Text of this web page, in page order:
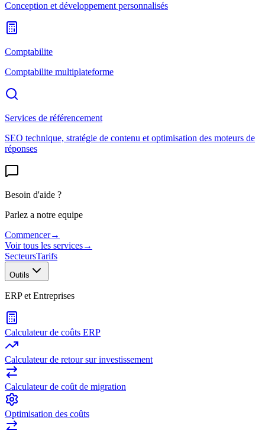
Conception et développement personnalisés
Comptabilite
Comptabilite multiplateforme
Services de référencement
SEO technique, stratégie de contenu et optimisation des moteurs de
réponses
Besoin d'aide ?
Parlez a notre equipe
Commencer→
Voir tous les services→
SecteursTarifs
Outils
ERP et Entreprises
Calculateur de coûts ERP
Calculateur de retour sur investissement
Calculateur de coût de migration
Optimisation des coûts